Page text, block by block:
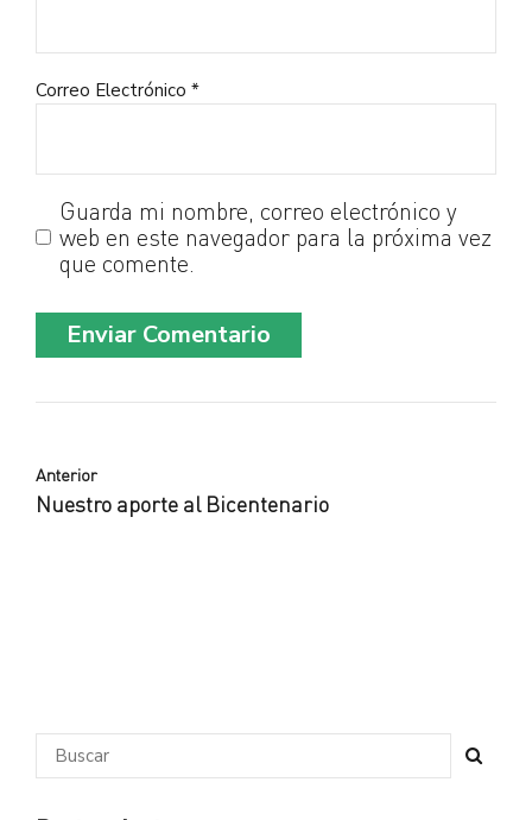
Correo Electrónico *
Guarda mi nombre, correo electrónico y
web en este navegador para la próxima vez
que comente.
Enviar Comentario
Anterior
Nuestro aporte al Bicentenario